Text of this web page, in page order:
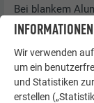
Bei blankem
Wasser (z. B.
weißen Flecken
dadurch nicht
Einflüsse zu
Wir verwenden
um ein
und Statistiken
erstellen